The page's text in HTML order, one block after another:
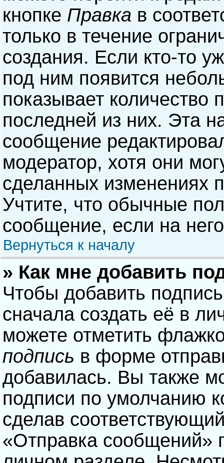
кнопке Правка в
только в течение
создания. Если кто-то
под ним появится
показывает количество
последней из них. Эта
сообщение
модератор, хотя они
сделанных изменениях
Учтите, что обычные
сообщение, если на
Вернуться к началу
» Как мне добавить
Чтобы добавить
сначала создать её в
можете отметить
подпись в форме
добавилась. Вы также
подписи по умолчанию
сделав
«Отправка сообщений»